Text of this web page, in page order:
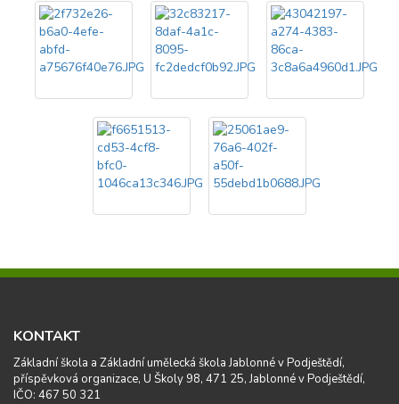
KONTAKT
Základní škola a Základní umělecká škola Jablonné v Podještědí,
příspěvková organizace, U Školy 98, 471 25, Jablonné v Podještědí,
IČO: 467 50 321